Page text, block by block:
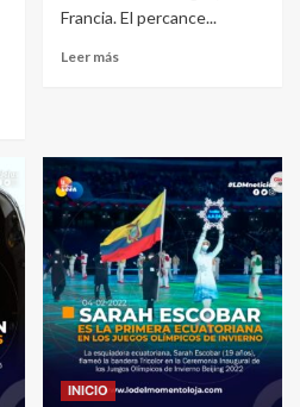
Francia. El percance...
Leer más
INICIO